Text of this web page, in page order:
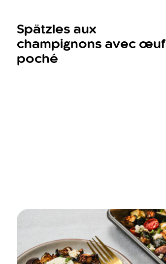
Spätzles aux
champignons avec œuf
poché